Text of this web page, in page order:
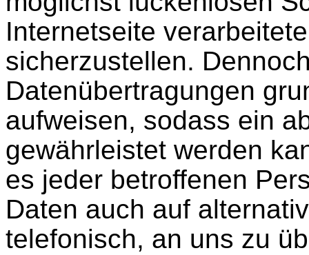
Internetseite
sicherzustellen.
Datenübertragungen
aufweisen, sodass ein
gewährleistet werden
es jeder betroffenen
Daten auch auf
telefonisch, an uns zu